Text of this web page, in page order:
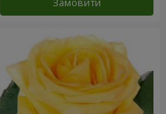
Замовити